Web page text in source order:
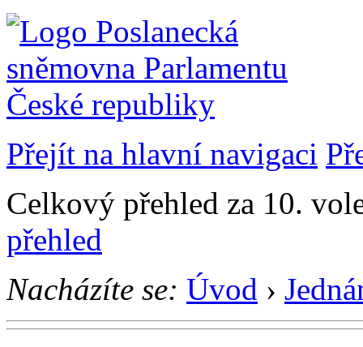
Přejít na hlavní navigaci
Celkový přehled za 10.
přehled
Nacházíte se: Úvod ›